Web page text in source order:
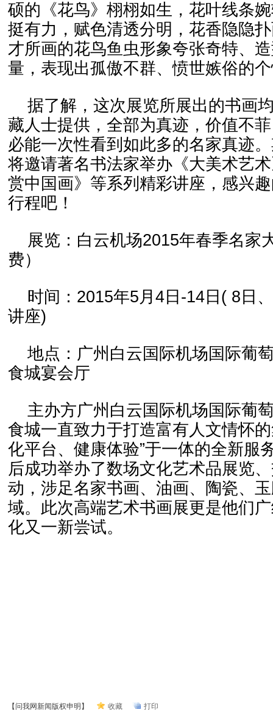
硕的《花鸟》栩栩如生，花叶线条
挺有力，赋色清透分明，花香隐隐
才所画的花鸟鱼虫形象夸张奇特、
量，表现出孤傲不群、愤世嫉俗的
据了解，这次展览所展出的书画
藏人士提供，全部为真迹，价值不
必能一次性看到如此多的名家真迹
将邀请著名书法家举办《大美术艺
赏中国画》等系列精彩讲座，感兴
行程吧！
展览：白云机场2015年春季名家
费）
时间：2015年5月4日-14日( 8日
讲座)
地点：广州白云国际机场国际葡
食城宴会厅
主办方广州白云国际机场国际葡
食城一直致力于打造富有人文情怀
化平台、健康体验”于一体的全新服
后成功举办了数场文化艺术品展览
动，涉足名家书画、油画、陶瓷、
域。此次高端艺术书画展更是他们
化又一新尝试。
【问我网新闻版权申明】 收藏 打印